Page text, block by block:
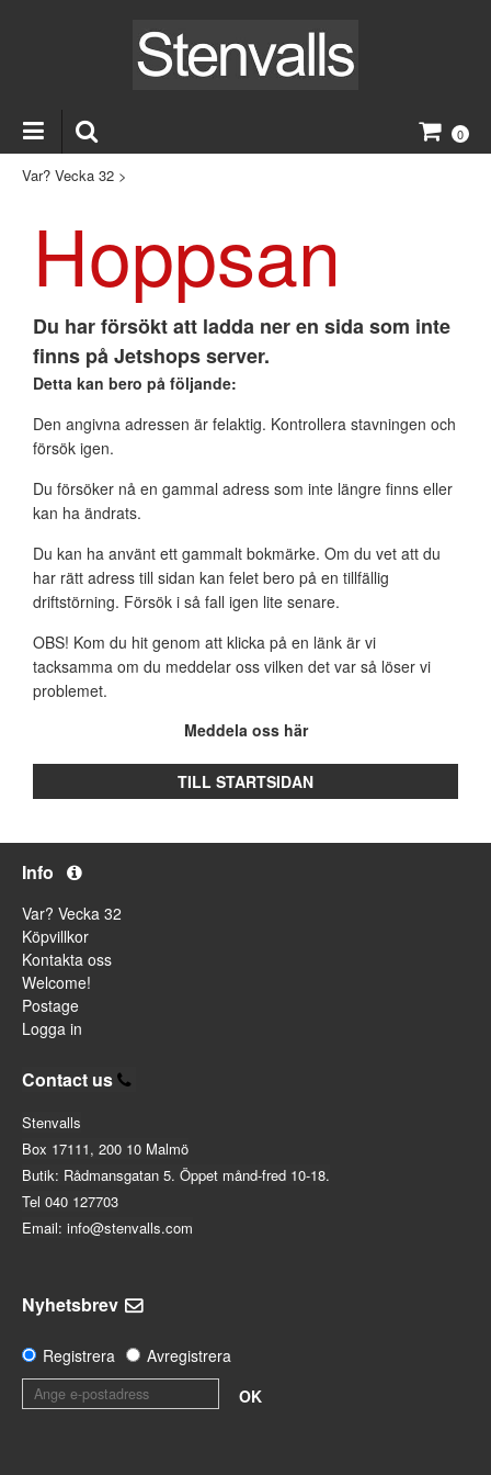
0
Var? Vecka 32 >
Hoppsan
Du har försökt att ladda ner en sida som inte
finns på Jetshops server.
Detta kan bero på följande:
Den angivna adressen är felaktig. Kontrollera stavningen och
försök igen.
Du försöker nå en gammal adress som inte längre finns eller
kan ha ändrats.
Du kan ha använt ett gammalt bokmärke. Om du vet att du
har rätt adress till sidan kan felet bero på en tillfällig
driftstörning. Försök i så fall igen lite senare.
OBS! Kom du hit genom att klicka på en länk är vi
tacksamma om du meddelar oss vilken det var så löser vi
problemet.
Meddela oss här
TILL STARTSIDAN
Info
Var? Vecka 32
Köpvillkor
Kontakta oss
Welcome!
Postage
Logga in
Contact us
Stenvalls
Box 17111, 200 10 Malmö
Butik: Rådmansgatan 5. Öppet månd-fred 10-18.
Tel 040 127703
Email: info@stenvalls.com
Nyhetsbrev
Registrera
Avregistrera
OK